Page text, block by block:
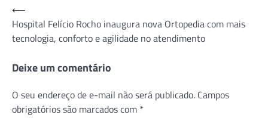
Navegação
de
Post
⟵
Hospital Felício Rocho inaugura nova Ortopedia com mais
tecnologia, conforto e agilidade no atendimento
Deixe um comentário
O seu endereço de e-mail não será publicado. Campos
obrigatórios são marcados com *